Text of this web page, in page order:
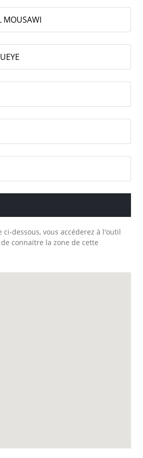
MOUSAWI
ci-dessous, vous accéderez à l'outil
connaitre la zone de cette